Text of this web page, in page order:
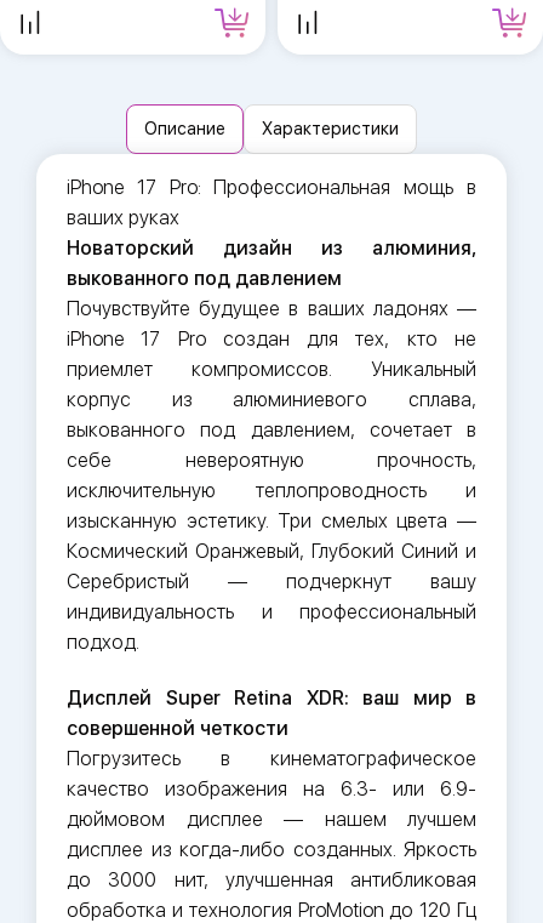
Описание Характеристики
iPhone 17 Pro: Профессиональная мощь в
ваших руках
Новаторский дизайн из алюминия,
выкованного под давлением
Почувствуйте будущее в ваших ладонях —
iPhone 17 Pro создан для тех, кто не
приемлет компромиссов. Уникальный
корпус из алюминиевого сплава,
выкованного под давлением, сочетает в
себе невероятную прочность,
исключительную теплопроводность и
изысканную эстетику. Три смелых цвета —
Космический Оранжевый, Глубокий Синий и
Серебристый — подчеркнут вашу
индивидуальность и профессиональный
подход.
Дисплей Super Retina XDR: ваш мир в
совершенной четкости
Погрузитесь в кинематографическое
качество изображения на 6.3- или 6.9-
дюймовом дисплее — нашем лучшем
дисплее из когда-либо созданных. Яркость
до 3000 нит, улучшенная антибликовая
обработка и технология ProMotion до 120 Гц